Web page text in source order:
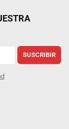
SUSCRIBIR